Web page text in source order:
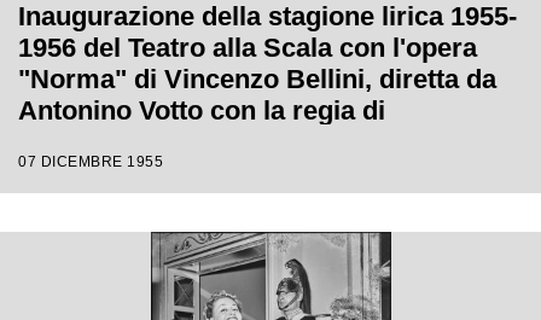
Inaugurazione della stagione lirica 1955-
1956 del Teatro alla Scala con l'opera
"Norma" di Vincenzo Bellini, diretta da
Antonino Votto con la regia di
07 DICEMBRE 1955